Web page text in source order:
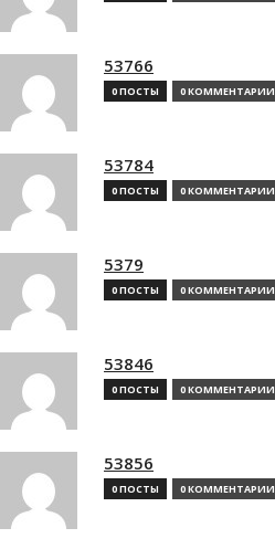
53766
0 ПОСТЫ 0 КОММЕНТАРИИ
53784
0 ПОСТЫ 0 КОММЕНТАРИИ
5379
0 ПОСТЫ 0 КОММЕНТАРИИ
53846
0 ПОСТЫ 0 КОММЕНТАРИИ
53856
0 ПОСТЫ 0 КОММЕНТАРИИ